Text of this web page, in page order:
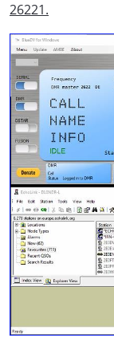
26221.